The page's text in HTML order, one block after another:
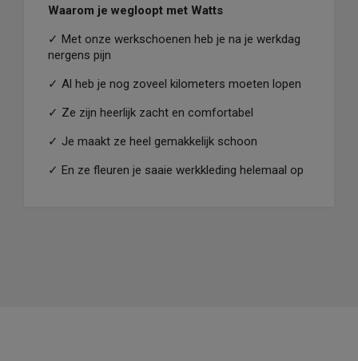
Waarom je wegloopt met Watts
✓ Met onze werkschoenen heb je na je werkdag
nergens pijn
✓ Al heb je nog zoveel kilometers moeten lopen
✓ Ze zijn heerlijk zacht en comfortabel
✓ Je maakt ze heel gemakkelijk schoon
✓ En ze fleuren je saaie werkkleding helemaal op